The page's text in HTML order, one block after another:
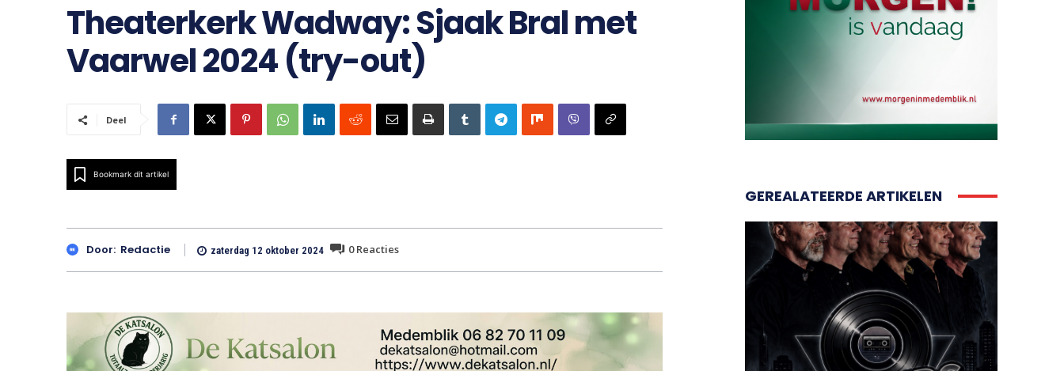
Theaterkerk Wadway: Sjaak Bral met
Vaarwel 2024 (try-out)
Deel
Bookmark dit artikel
Door: Redactie zaterdag 12 oktober 2024 0Reacties
GEREALATEERDE ARTIKELEN